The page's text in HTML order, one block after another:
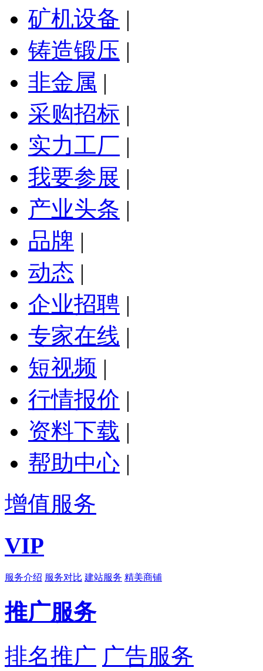
矿机设备 |
铸造锻压 |
非金属 |
采购招标 |
实力工厂 |
我要参展 |
产业头条 |
品牌 |
动态 |
企业招聘 |
专家在线 |
短视频 |
行情报价 |
资料下载 |
帮助中心 |
增值服务
VIP
服务介绍 服务对比 建站服务 精美商铺
推广服务
排名推广 广告服务